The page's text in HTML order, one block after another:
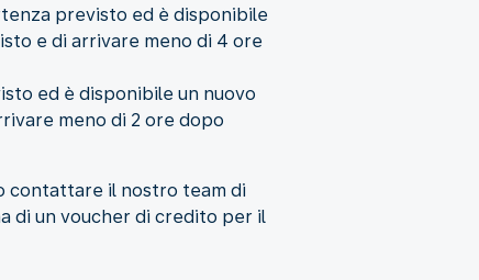
previsto ed è disponibile
e di arrivare meno di 4 ore
ed è disponibile un nuovo
meno di 2 ore dopo
contattare il nostro team di
di un voucher di credito per il